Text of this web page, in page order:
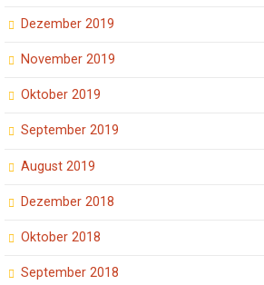
Dezember 2019
November 2019
Oktober 2019
September 2019
August 2019
Dezember 2018
Oktober 2018
September 2018